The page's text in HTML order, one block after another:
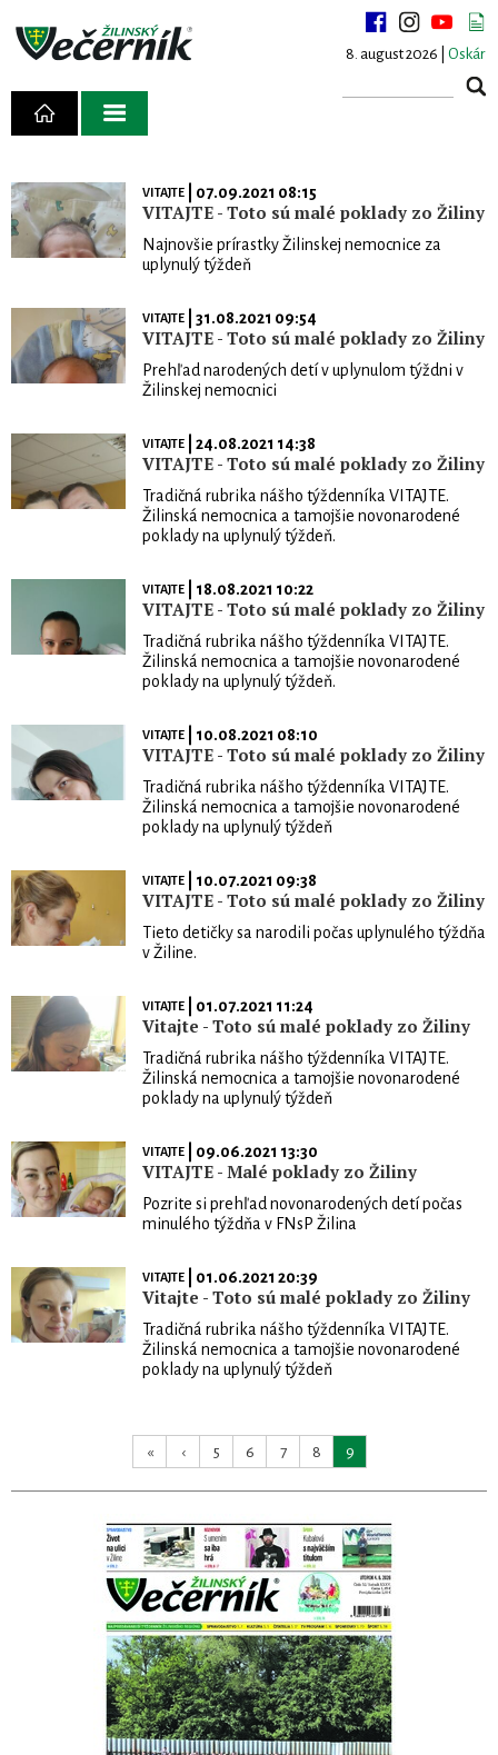
8. august 2026 | Oskár
VITAJTE| 07.09.2021 08:15
VITAJTE - Toto sú malé poklady zo Žiliny
Najnovšie prírastky Žilinskej nemocnice za
uplynulý týždeň
VITAJTE| 31.08.2021 09:54
VITAJTE - Toto sú malé poklady zo Žiliny
Prehľad narodených detí v uplynulom týždni v
Žilinskej nemocnici
VITAJTE| 24.08.2021 14:38
VITAJTE - Toto sú malé poklady zo Žiliny
Tradičná rubrika nášho týždenníka VITAJTE.
Žilinská nemocnica a tamojšie novonarodené
poklady na uplynulý týždeň.
VITAJTE| 18.08.2021 10:22
VITAJTE - Toto sú malé poklady zo Žiliny
Tradičná rubrika nášho týždenníka VITAJTE.
Žilinská nemocnica a tamojšie novonarodené
poklady na uplynulý týždeň.
VITAJTE| 10.08.2021 08:10
VITAJTE - Toto sú malé poklady zo Žiliny
Tradičná rubrika nášho týždenníka VITAJTE.
Žilinská nemocnica a tamojšie novonarodené
poklady na uplynulý týždeň
VITAJTE| 10.07.2021 09:38
VITAJTE - Toto sú malé poklady zo Žiliny
Tieto detičky sa narodili počas uplynulého týždňa
v Žiline.
VITAJTE| 01.07.2021 11:24
Vitajte - Toto sú malé poklady zo Žiliny
Tradičná rubrika nášho týždenníka VITAJTE.
Žilinská nemocnica a tamojšie novonarodené
poklady na uplynulý týždeň
VITAJTE| 09.06.2021 13:30
VITAJTE - Malé poklady zo Žiliny
Pozrite si prehľad novonarodených detí počas
minulého týždňa v FNsP Žilina
VITAJTE| 01.06.2021 20:39
Vitajte - Toto sú malé poklady zo Žiliny
Tradičná rubrika nášho týždenníka VITAJTE.
Žilinská nemocnica a tamojšie novonarodené
poklady na uplynulý týždeň
« ‹ 5 6 7 8 9